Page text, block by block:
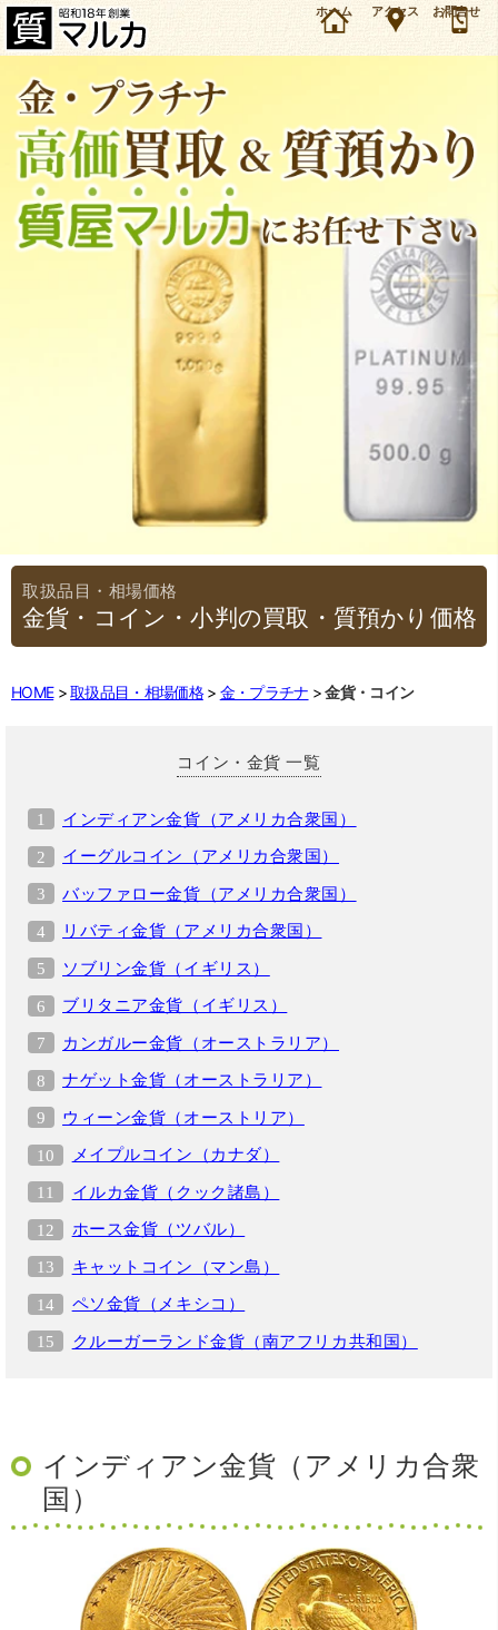
マン島金貨、ナゲット金貨、メイプル金貨など、金・プラチナ製の金貨、コイン、小判などの
買取価格、質預かり価格をご案内しています。本日の取引価格もあわせてご覧ください。金・
プラチナ製の金貨・コイン・小判の買取／質は大阪・豊中の質屋マルカにお任せ下さい！
ホーム アクセス お問合せ
金貨・コイン・小判の買取・質預かり価格
HOME 取扱品目・相場価格 金・プラチナ 金貨・コイン
コイン・金貨 一覧
インディアン金貨（アメリカ合衆国）
イーグルコイン（アメリカ合衆国）
バッファロー金貨（アメリカ合衆国）
リバティ金貨（アメリカ合衆国）
ソブリン金貨（イギリス）
ブリタニア金貨（イギリス）
カンガルー金貨（オーストラリア）
ナゲット金貨（オーストラリア）
ウィーン金貨（オーストリア）
メイプルコイン（カナダ）
イルカ金貨（クック諸島）
ホース金貨（ツバル）
キャットコイン（マン島）
ペソ金貨（メキシコ）
クルーガーランド金貨（南アフリカ共和国）
インディアン金貨（アメリカ合衆
国）